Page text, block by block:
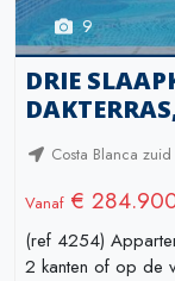
9
DRIE
Costa Blanca
Vanaf €
(ref 4254)
2 kanten of op de